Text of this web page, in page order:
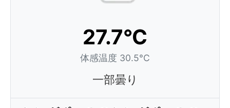
27.7°C
体感温度 30.5°C
一部曇り